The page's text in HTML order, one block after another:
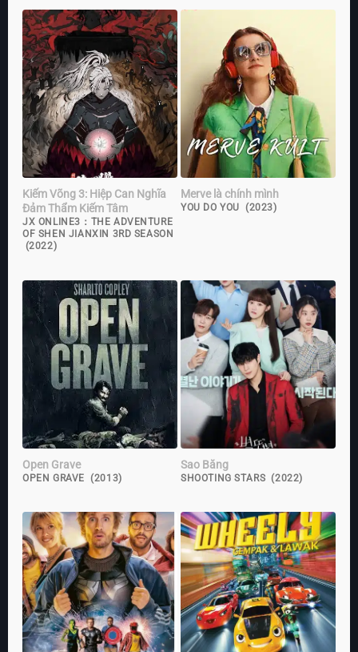
Kiếm Võng 3: Hiệp Can Nghĩa
Đảm Thẩm Kiếm Tâm
JX ONLINE3：THE ADVENTURE
OF SHEN JIANXIN 3RD SEASON
(2022)
Merve là chính mình
YOU DO YOU (2023)
Open Grave
OPEN GRAVE (2013)
Sao Băng
SHOOTING STARS (2022)